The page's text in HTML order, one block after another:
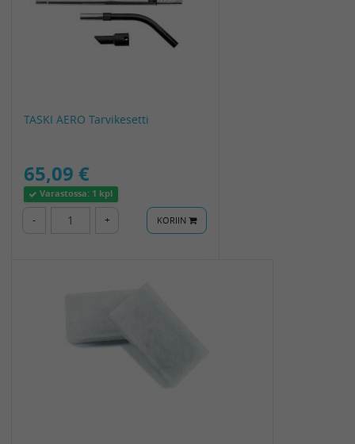
TASKI AERO Tarvikesetti
65,09 €
Varastossa: 1 kpl
- + KORIIN